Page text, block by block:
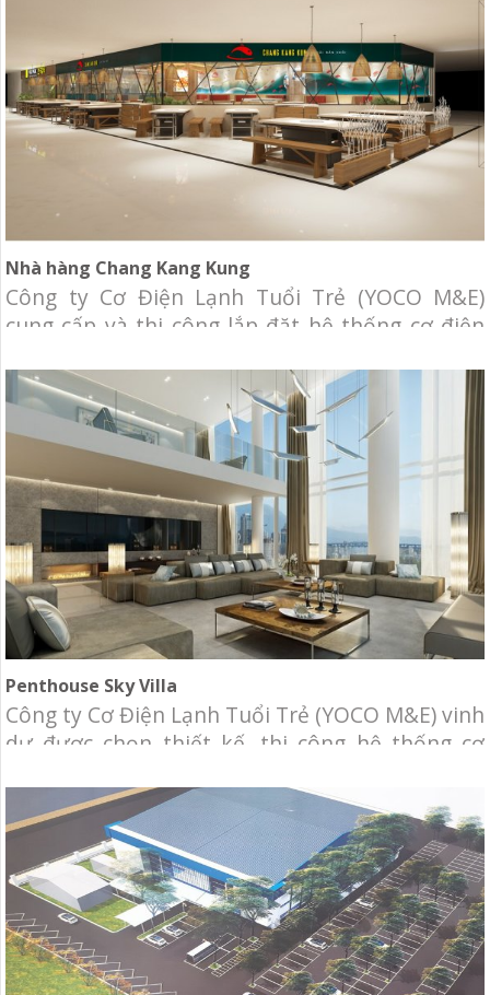
nhà hàng, khu vui chơi thiếu nhi, trung tâm
Nhà hàng Chang Kang Kung
Công ty Cơ Điện Lạnh Tuổi Trẻ (YOCO M&E)
cung cấp và thi công lắp đặt hệ thống cơ điện
tư: Nhà hàng Chang Kang Kung Địa điểm: The
Garden Mall, quận 5, Tp.HCM Hạng mục: Cung
cấp và thi công hệ thống cơ điện lạnh,
Penthouse Sky Villa
Công ty Cơ Điện Lạnh Tuổi Trẻ (YOCO M&E) vinh
dự được chọn thiết kế, thi công hệ thống cơ
diện tích gần 800m2. Chủ đầu tư: Penthouse
Sky Villa. Địa điểm: Sunrise City, Quận 7,
TP.HCM. Hạng mục: Thiết kế và thi công hệ
thống cơ